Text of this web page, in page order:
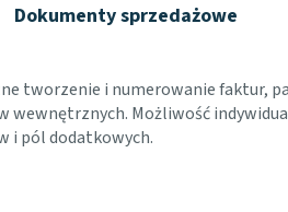
Dokumenty sprzedażowe
tworzenie i numerowanie faktur,
wewnętrznych. Możliwość
i pól dodatkowych.